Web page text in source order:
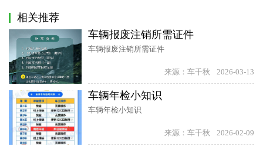
相关推荐
车辆报废注销所需证件
车辆报废注销所需证件
来源：车千秋 2026-03-13
车辆年检小知识
车辆年检小知识
来源：车千秋 2026-02-09